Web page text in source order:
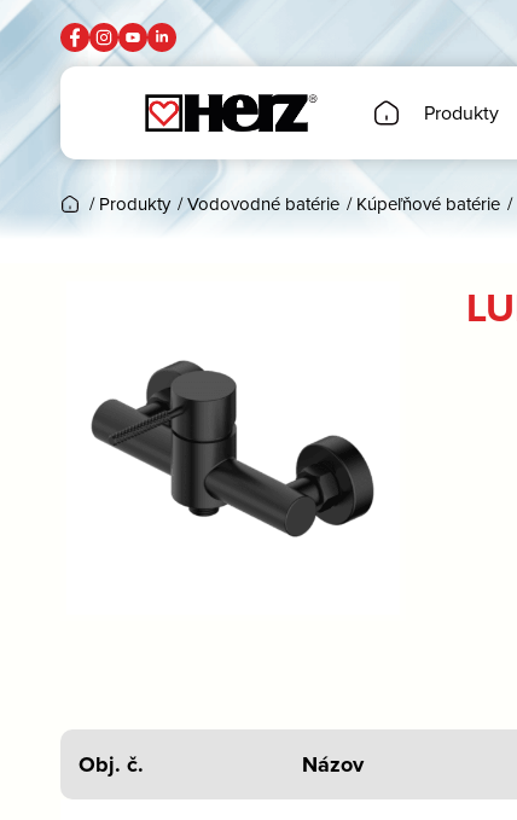
Produkty
/ Produkty /Vodovodné batérie / Kúpeľňové batérie /
Obj. č. Názov